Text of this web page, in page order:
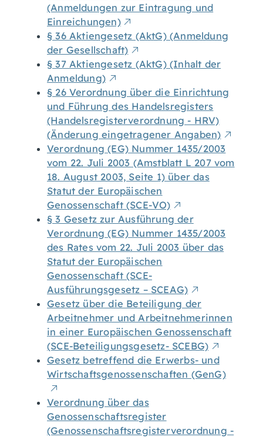
(Anmeldungen zur Eintragung und
Einreichungen)
§ 36 Aktiengesetz (AktG) (Anmeldung
der Gesellschaft)
§ 37 Aktiengesetz (AktG) (Inhalt der
Anmeldung)
§ 26 Verordnung über die Einrichtung
und Führung des Handelsregisters
(Handelsregisterverordnung - HRV)
(Änderung eingetragener Angaben)
Verordnung (EG) Nummer 1435/2003
vom 22. Juli 2003 (Amstblatt L 207 vom
18. August 2003, Seite 1) über das
Statut der Europäischen
Genossenschaft (SCE-VO)
§ 3 Gesetz zur Ausführung der
Verordnung (EG) Nummer 1435/2003
des Rates vom 22. Juli 2003 über das
Statut der Europäischen
Genossenschaft (SCE-
Ausführungsgesetz – SCEAG)
Gesetz über die Beteiligung der
Arbeitnehmer und Arbeitnehmerinnen
in einer Europäischen Genossenschaft
(SCE-Beteiligungsgesetz- SCEBG)
Gesetz betreffend die Erwerbs- und
Wirtschaftsgenossenschaften (GenG)
Verordnung über das
Genossenschaftsregister
(Genossenschaftsregisterverordnung -